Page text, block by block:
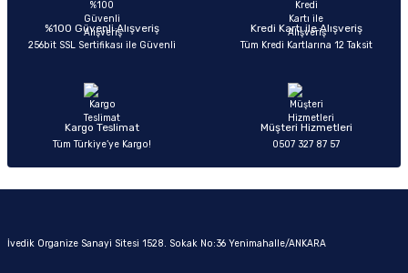
%100 Güvenli Alışveriş
256bit SSL Sertifikası ile Güvenli
Kredi Kartı ile Alışveriş
Tüm Kredi Kartlarına 12 Taksit
Kargo Teslimat
Tüm Türkiye’ye Kargo!
Müşteri Hizmetleri
0507 327 87 57
İvedik Organize Sanayi Sitesi 1528. Sokak No:36 Yenimahalle/ANKARA